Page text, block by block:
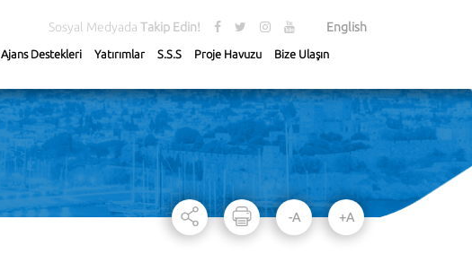
Sosyal Medyada Takip Edin! English
Ajans Destekleri Yatırımlar S.S.S Proje Havuzu Bize Ulaşın
-A +A